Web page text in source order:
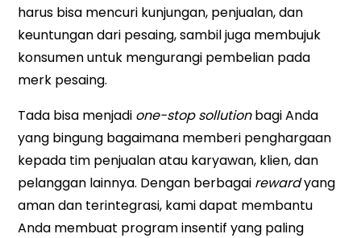
harus bisa mencuri kunjungan, penjualan, dan
keuntungan dari pesaing, sambil juga membujuk
konsumen untuk mengurangi pembelian pada
merk pesaing.
Tada bisa menjadi one-stop sollutionbagi Anda
yang bingung bagaimana memberi penghargaan
kepada tim penjualan atau karyawan, klien, dan
pelanggan lainnya. Dengan berbagai rewardyang
aman dan terintegrasi, kami dapat membantu
Anda membuat program insentif yang paling